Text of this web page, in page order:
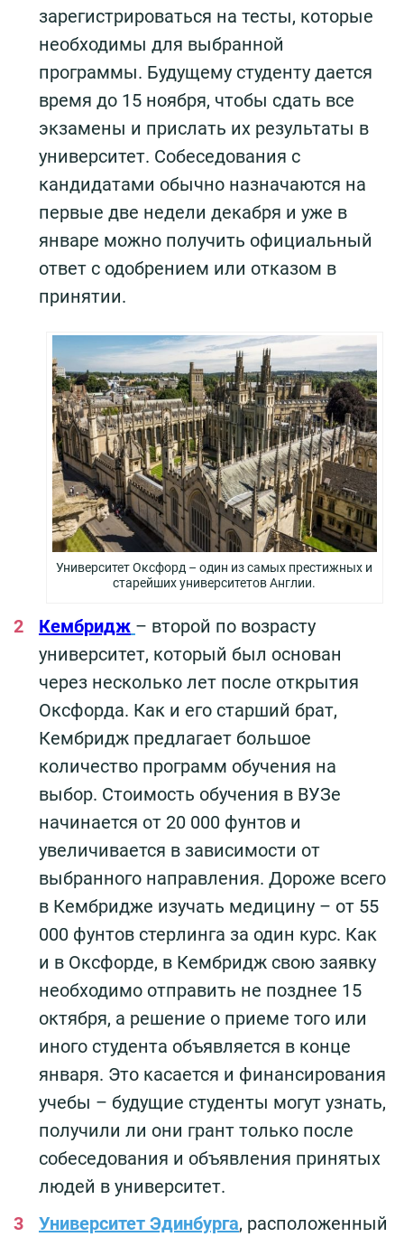
зарегистрироваться на тесты, которые
необходимы для выбранной
программы. Будущему студенту дается
время до 15 ноября, чтобы сдать все
экзамены и прислать их результаты в
университет. Собеседования с
кандидатами обычно назначаются на
первые две недели декабря и уже в
январе можно получить официальный
ответ с одобрением или отказом в
принятии.
Университет Оксфорд – один из самых престижных и
старейших университетов Англии.
Кембридж – второй по возрасту
университет, который был основан
через несколько лет после открытия
Оксфорда. Как и его старший брат,
Кембридж предлагает большое
количество программ обучения на
выбор. Стоимость обучения в ВУЗе
начинается от 20 000 фунтов и
увеличивается в зависимости от
выбранного направления. Дороже всего
в Кембридже изучать медицину – от 55
000 фунтов стерлинга за один курс. Как
и в Оксфорде, в Кембридж свою заявку
необходимо отправить не позднее 15
октября, а решение о приеме того или
иного студента объявляется в конце
января. Это касается и финансирования
учебы – будущие студенты могут узнать,
получили ли они грант только после
собеседования и объявления принятых
людей в университет.
Университет Эдинбурга, расположенный